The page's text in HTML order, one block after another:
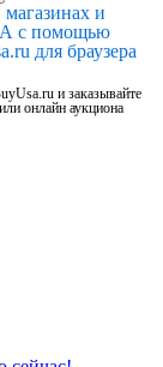
и
с помощью
для браузера
и заказывайте
онлайн аукциона